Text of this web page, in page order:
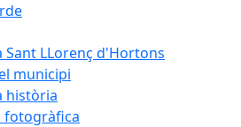
Sant LLorenç d'Hortons
municipi
història
fotogràfica